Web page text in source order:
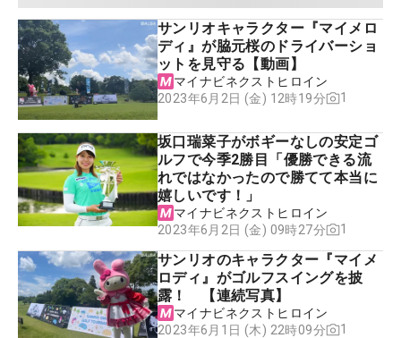
サンリオキャラクター『マイメロ
ディ』が脇元桜のドライバーショ
ットを見守る【動画】
マイナビネクストヒロイン
2023年6月2日 (金) 12時19分
1
坂口瑞菜子がボギーなしの安定ゴ
ルフで今季2勝目「優勝できる流
れではなかったので勝てて本当に
嬉しいです！」
マイナビネクストヒロイン
2023年6月2日 (金) 09時27分
1
サンリオのキャラクター『マイメ
ロディ』がゴルフスイングを披
露！ 【連続写真】
マイナビネクストヒロイン
2023年6月1日 (木) 22時09分
1